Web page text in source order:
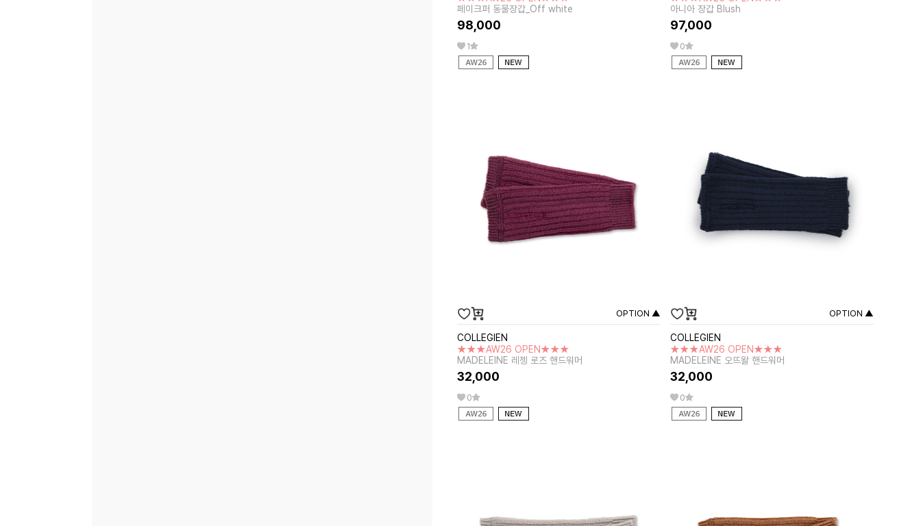
페이크퍼 동물장갑_Off white
98,000
1
아니아 장갑 Blush
97,000
0
OPTION ▲
COLLEGIEN
★★★AW26 OPEN★★★
MADELEINE 레젱 로즈 핸드워머
32,000
0
OPTION ▲
COLLEGIEN
★★★AW26 OPEN★★★
MADELEINE 오뜨왈 핸드워머
32,000
0